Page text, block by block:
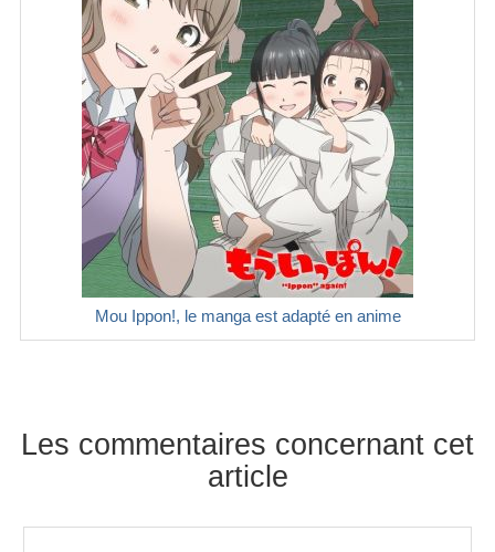
Mou Ippon!, le manga est adapté en anime
Les commentaires concernant cet
article